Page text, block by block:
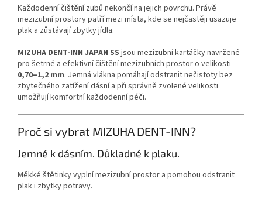
Každodenní čištění zubů nekončí na jejich povrchu. Právě
mezizubní prostory patří mezi místa, kde se nejčastěji usazuje
plak a zůstávají zbytky jídla.
MIZUHA DENT-INN JAPAN SS jsou mezizubní kartáčky navržené
pro šetrné a efektivní čištění mezizubních prostor o velikosti
0,70–1,2 mm. Jemná vlákna pomáhají odstranit nečistoty bez
zbytečného zatížení dásní a při správně zvolené velikosti
umožňují komfortní každodenní péči.
Proč si vybrat MIZUHA DENT-INN?
Jemné k dásním. Důkladné k plaku.
Měkké štětinky vyplní mezizubní prostor a pomohou odstranit
plak i zbytky potravy.